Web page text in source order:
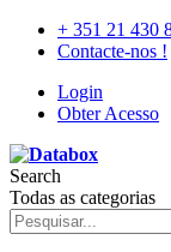
+ 351 21 430
Contacte-nos !
Login
Obter Acesso
Search
Todas as categorias